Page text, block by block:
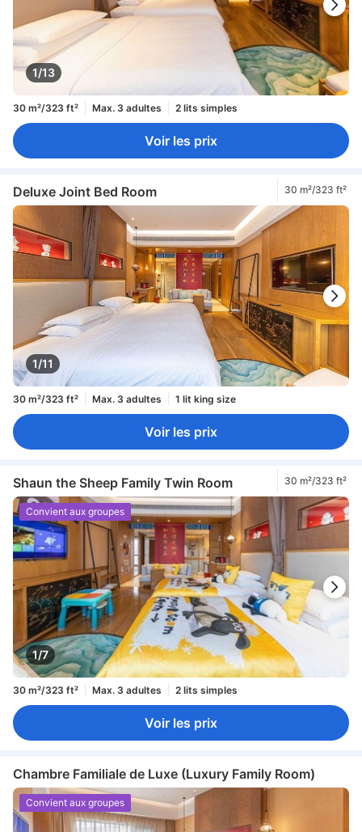
1/13
30 m²/323 ft² Max. 3 adultes 2 lits simples
Voir les prix
Deluxe Joint Bed Room 30 m²/323 ft²
1/11
30 m²/323 ft² Max. 3 adultes 1 lit king size
Voir les prix
Shaun the Sheep Family Twin Room 30 m²/323 ft²
1/7
Convient aux groupes
30 m²/323 ft² Max. 3 adultes 2 lits simples
Voir les prix
Chambre Familiale de Luxe (Luxury Family Room)
Convient aux groupes